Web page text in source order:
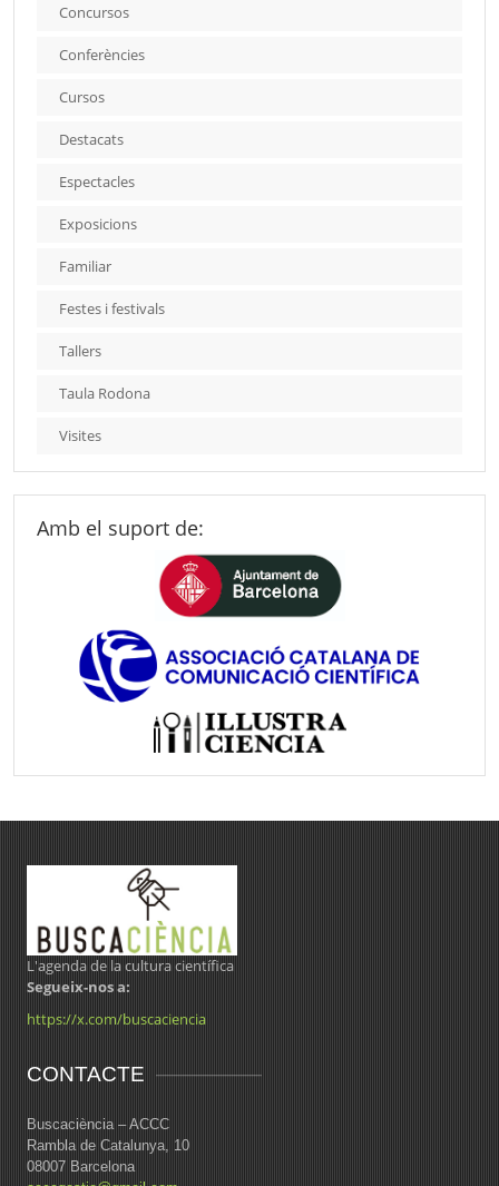
Concursos
Conferències
Cursos
Destacats
Espectacles
Exposicions
Familiar
Festes i festivals
Tallers
Taula Rodona
Visites
Amb el suport de:
L'agenda de la cultura científica
Segueix-nos a:
https://x.com/buscaciencia
CONTACTE
Buscaciència – ACCC
Rambla de Catalunya, 10
08007 Barcelona